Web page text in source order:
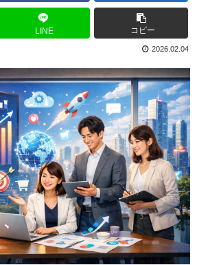
LINE コピー
2026.02.04